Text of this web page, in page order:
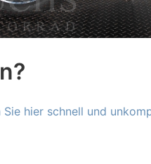
Sie hier schnell und